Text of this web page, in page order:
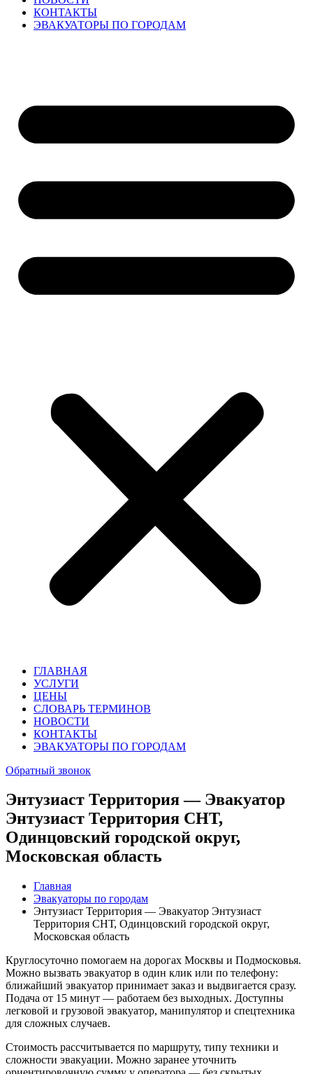
КОНТАКТЫ
ЭВАКУАТОРЫ ПО ГОРОДАМ
ГЛАВНАЯ
УСЛУГИ
ЦЕНЫ
СЛОВАРЬ ТЕРМИНОВ
НОВОСТИ
КОНТАКТЫ
ЭВАКУАТОРЫ ПО ГОРОДАМ
Обратный звонок
Энтузиаст Территория — Эвакуатор
Энтузиаст Территория СНТ,
Одинцовский городской округ,
Московская область
Главная
Эвакуаторы по городам
Энтузиаст Территория — Эвакуатор Энтузиаст
Территория СНТ, Одинцовский городской округ,
Московская область
Круглосуточно помогаем на дорогах Москвы и Подмосковья.
Можно вызвать эвакуатор в один клик или по телефону:
ближайший эвакуатор принимает заказ и выдвигается сразу.
Подача от 15 минут — работаем без выходных. Доступны
легковой и грузовой эвакуатор, манипулятор и спецтехника
для сложных случаев.
Стоимость рассчитывается по маршруту, типу техники и
сложности эвакуации. Можно заранее уточнить